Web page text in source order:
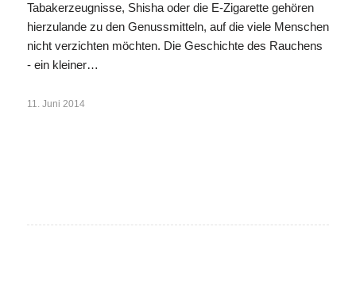
Tabakerzeugnisse, Shisha oder die E-Zigarette gehören
hierzulande zu den Genussmitteln, auf die viele Menschen
nicht verzichten möchten. Die Geschichte des Rauchens
- ein kleiner…
11. Juni 2014